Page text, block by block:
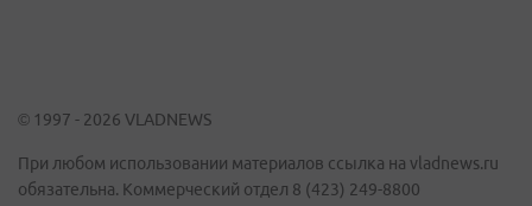
© 1997 - 2026 VLADNEWS
При любом использовании материалов ссылка на vladnews.ru
обязательна. Коммерческий отдел 8 (423) 249-8800